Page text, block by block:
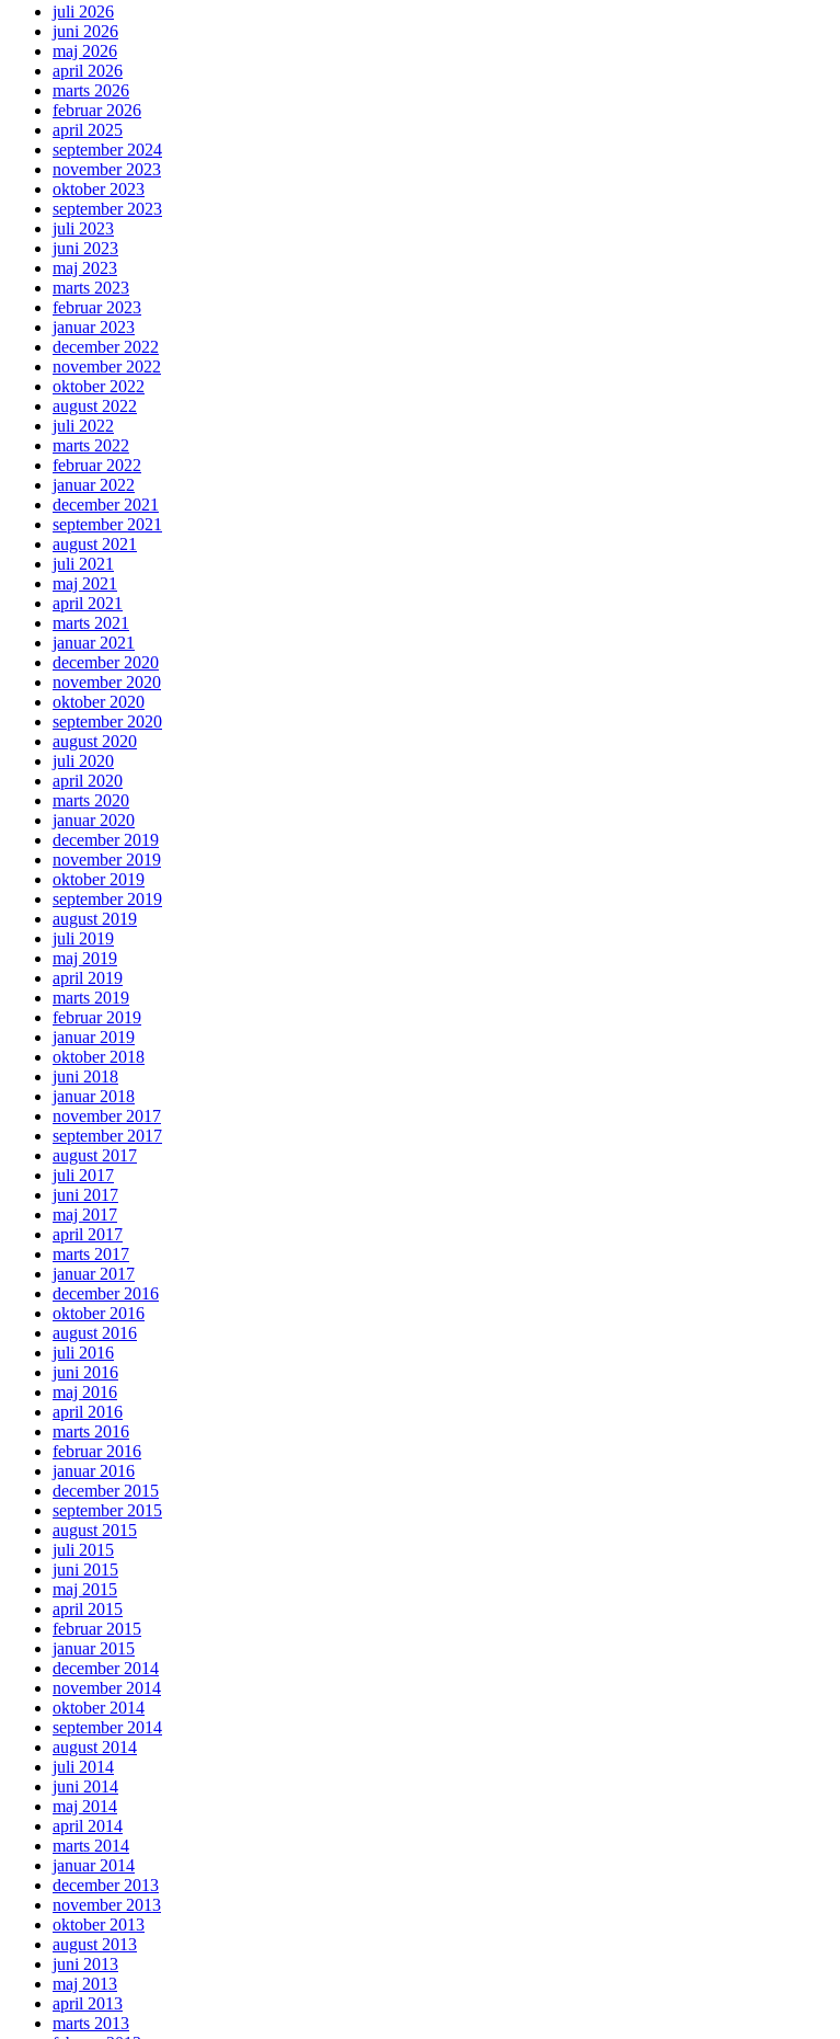
juli 2026
juni 2026
maj 2026
april 2026
marts 2026
februar 2026
april 2025
september 2024
november 2023
oktober 2023
september 2023
juli 2023
juni 2023
maj 2023
marts 2023
februar 2023
januar 2023
december 2022
november 2022
oktober 2022
august 2022
juli 2022
marts 2022
februar 2022
januar 2022
december 2021
september 2021
august 2021
juli 2021
maj 2021
april 2021
marts 2021
januar 2021
december 2020
november 2020
oktober 2020
september 2020
august 2020
juli 2020
april 2020
marts 2020
januar 2020
december 2019
november 2019
oktober 2019
september 2019
august 2019
juli 2019
maj 2019
april 2019
marts 2019
februar 2019
januar 2019
oktober 2018
juni 2018
januar 2018
november 2017
september 2017
august 2017
juli 2017
juni 2017
maj 2017
april 2017
marts 2017
januar 2017
december 2016
oktober 2016
august 2016
juli 2016
juni 2016
maj 2016
april 2016
marts 2016
februar 2016
januar 2016
december 2015
september 2015
august 2015
juli 2015
juni 2015
maj 2015
april 2015
februar 2015
januar 2015
december 2014
november 2014
oktober 2014
september 2014
august 2014
juli 2014
juni 2014
maj 2014
april 2014
marts 2014
januar 2014
december 2013
november 2013
oktober 2013
august 2013
juni 2013
maj 2013
april 2013
marts 2013